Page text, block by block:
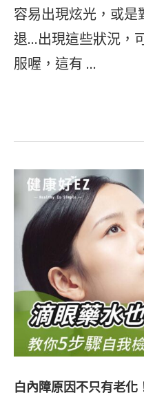
容易出現炫光，或是
退…出現這些狀況，
服喔，這有 …
白內障原因不只有老